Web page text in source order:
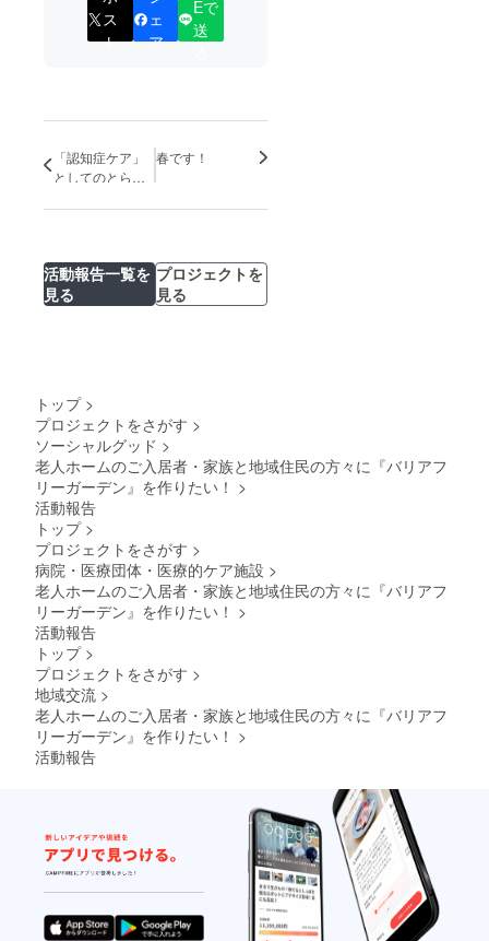
ス
ト
ェ
ア
Eで
送
「認知症ケア」
としてのとらい
性
春です！
活動報告一覧を
見る
プロジェクトを
見る
トップ >
プロジェクトをさがす >
ソーシャルグッド >
老人ホームのご入居者・家族と地域住民の方々に『バリアフ
リーガーデン』を作りたい！ >
活動報告
トップ >
プロジェクトをさがす >
病院・医療団体・医療的ケア施設 >
老人ホームのご入居者・家族と地域住民の方々に『バリアフ
リーガーデン』を作りたい！ >
活動報告
トップ >
プロジェクトをさがす >
地域交流 >
老人ホームのご入居者・家族と地域住民の方々に『バリアフ
リーガーデン』を作りたい！ >
活動報告